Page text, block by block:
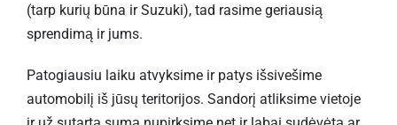
(tarp kurių būna ir Suzuki), tad rasime geriausią
sprendimą ir jums.
Patogiausiu laiku atvyksime ir patys išsivešime
automobilį iš jūsų teritorijos. Sandorį atliksime vietoje